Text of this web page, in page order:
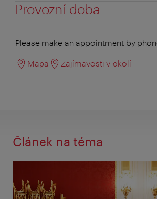
Provozní doba
Please make an appointment by
Mapa Zajímavosti v okolí
Článek na téma